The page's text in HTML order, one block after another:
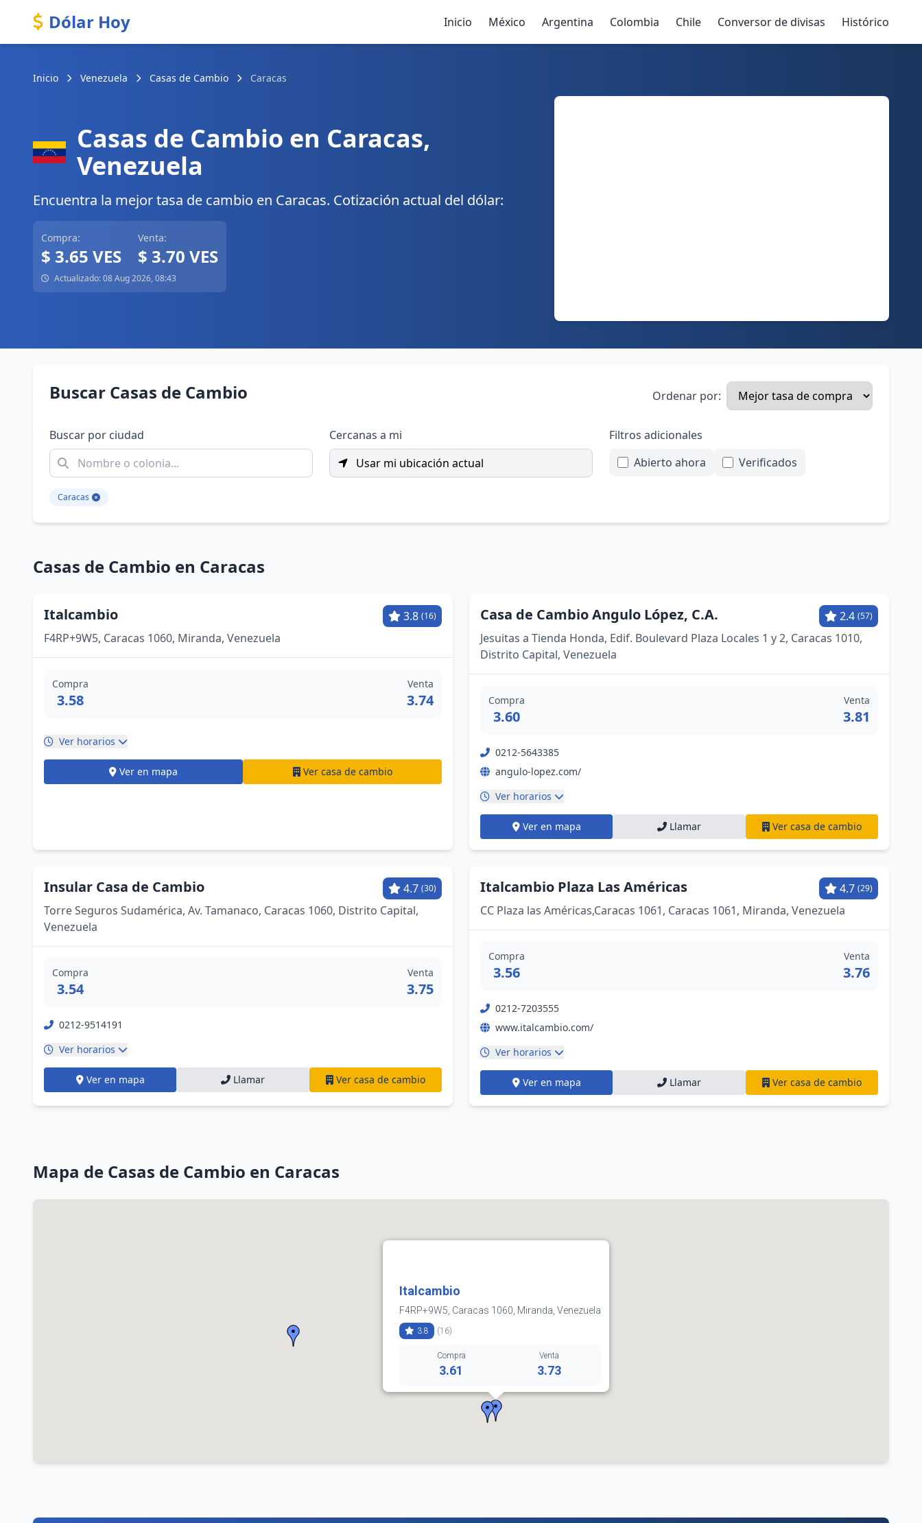
Dólar Hoy Inicio México Argentina Colombia Chile Conversor de divisas Histórico
Inicio Venezuela Casas de Cambio Caracas
Casas de Cambio en Caracas,
Venezuela
Encuentra la mejor tasa de cambio en Caracas. Cotización actual del dólar:
Compra:
$ 3.65 VES
Venta:
$ 3.70 VES
Actualizado: 08 Aug 2026, 08:43
Buscar Casas de Cambio Ordenar por:
Buscar por ciudad
Cercanas a mi
Usar mi ubicación actual
Filtros adicionales
Abierto ahora
Verificados
Caracas
Casas de Cambio en Caracas
Italcambio 3.8 (16)
F4RP+9W5, Caracas 1060, Miranda, Venezuela
Compra
3.58
Venta
3.74
Ver horarios
Ver en mapa Ver casa de cambio
Casa de Cambio Angulo López, C.A. 2.4 (57)
Jesuitas a Tienda Honda, Edif. Boulevard Plaza Locales 1 y 2, Caracas 1010,
Distrito Capital, Venezuela
Compra
3.60
Venta
3.81
0212-5643385
angulo-lopez.com/
Ver horarios
Ver en mapa Llamar Ver casa de cambio
Insular Casa de Cambio 4.7 (30)
Torre Seguros Sudamérica, Av. Tamanaco, Caracas 1060, Distrito Capital,
Venezuela
Compra
3.54
Venta
3.75
0212-9514191
Ver horarios
Ver en mapa Llamar Ver casa de cambio
Italcambio Plaza Las Américas 4.7 (29)
CC Plaza las Américas,Caracas 1061, Caracas 1061, Miranda, Venezuela
Compra
3.56
Venta
3.76
0212-7203555
www.italcambio.com/
Ver horarios
Ver en mapa Llamar Ver casa de cambio
Mapa de Casas de Cambio en Caracas
Italcambio
F4RP+9W5, Caracas 1060, Miranda, Venezuela
3.8 (16)
Compra
3.61
Venta
3.73
Horarios:
lunes: 0:00–17:00, 20:00–24:00
viernes: 20:00–24:00
Cómo llegar Ver detalles